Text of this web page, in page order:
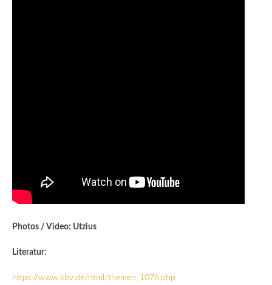
Photos / Video: Utzius
Literatur:
https://www.kbv.de/html/themen_1076.php